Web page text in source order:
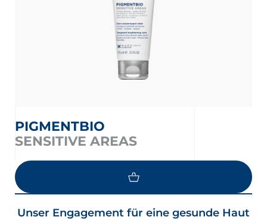
PIGMENTBIO
SENSITIVE AREAS
Unser Engagement für eine gesunde Haut